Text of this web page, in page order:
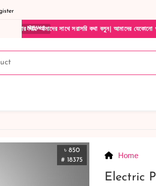
NEWS
সাথে সরাসরি কথা বলুন| আমাদের যেকোনো পণ্য হাতে নিয়ে
৳ 850
# 18375
Home
Electric